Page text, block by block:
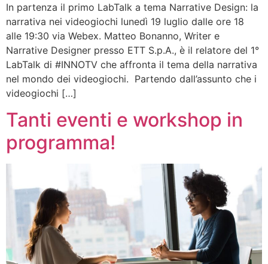
In partenza il primo LabTalk a tema Narrative Design: la
narrativa nei videogiochi lunedì 19 luglio dalle ore 18
alle 19:30 via Webex. Matteo Bonanno, Writer e
Narrative Designer presso ETT S.p.A., è il relatore del 1°
LabTalk di #INNOTV che affronta il tema della narrativa
nel mondo dei videogiochi. Partendo dall’assunto che i
videogiochi […]
Tanti eventi e workshop in
programma!